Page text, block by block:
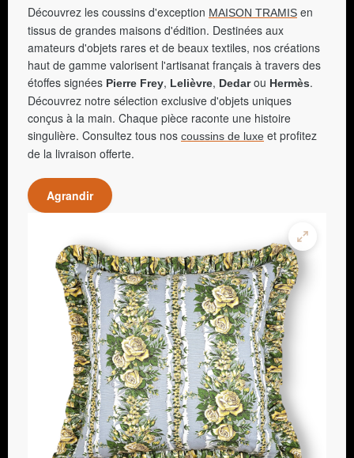
Découvrez les coussins d'exception MAISON TRAMIS en
tissus de grandes maisons d'édition. Destinées aux
amateurs d'objets rares et de beaux textiles, nos créations
haut de gamme valorisent l'artisanat français à travers des
étoffes signées Pierre Frey, Lelièvre, Dedarou Hermès.
Découvrez notre sélection exclusive d'objets uniques
conçus à la main. Chaque pièce raconte une histoire
singulière. Consultez tous nos coussins de luxe et profitez
de la livraison offerte.
Agrandir